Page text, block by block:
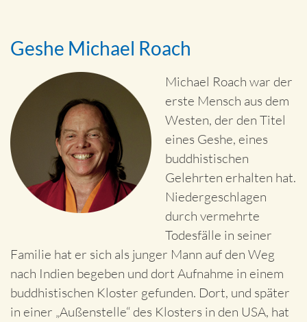
Geshe Michael Roach
Michael Roach war der
erste Mensch aus dem
Westen, der den Titel
eines Geshe, eines
buddhistischen
Gelehrten erhalten hat.
Niedergeschlagen
durch vermehrte
Todesfälle in seiner
Familie hat er sich als junger Mann auf den Weg
nach Indien begeben und dort Aufnahme in einem
buddhistischen Kloster gefunden. Dort, und später
in einer „Außenstelle“ des Klosters in den USA, hat